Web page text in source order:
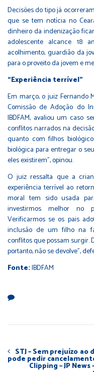
Decisões do tipo já
que se tem notícia no
dinheiro da indenização
adolescente alcance 18
acolhimento, guardião da
para o proveito da jovem e
“Experiência terrível”
Em março, o juiz Fernando
Comissão de Adoção do
IBDFAM, avaliou um caso
conflitos narrados na
quanto com filhos
biológica para entregar o
eles existirem”, opinou.
O juiz ressalta que a
experiência terrível ao
moral tem sido usada
investirmos melhor no
Verificarmos se os pais
inclusão de um filho na
conflitos que possam surgir.
portanto, não se devolve”,
Fonte:IBDFAM
STJ – Sem prejuízo
pode pedir
Clipping – JP